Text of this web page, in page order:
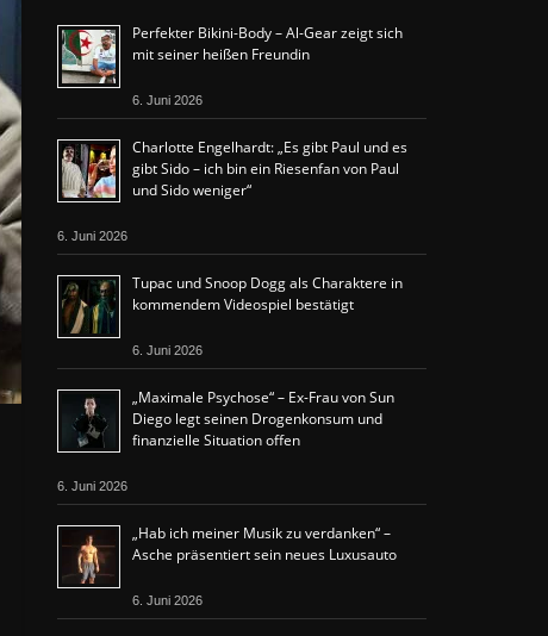
Perfekter Bikini-Body – Al-Gear zeigt sich
mit seiner heißen Freundin
6. Juni 2026
Charlotte Engelhardt: „Es gibt Paul und es
gibt Sido – ich bin ein Riesenfan von Paul
und Sido weniger“
6. Juni 2026
Tupac und Snoop Dogg als Charaktere in
kommendem Videospiel bestätigt
6. Juni 2026
„Maximale Psychose“ – Ex-Frau von Sun
Diego legt seinen Drogenkonsum und
finanzielle Situation offen
6. Juni 2026
„Hab ich meiner Musik zu verdanken“ –
Asche präsentiert sein neues Luxusauto
6. Juni 2026